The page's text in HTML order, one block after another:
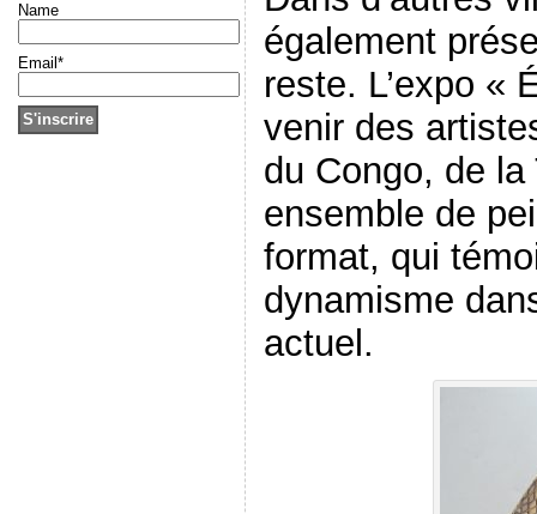
Name
Email*
également
reste. L’expo «
venir des
du Congo, de
ensemble de
format, qui
dynamisme
actuel.